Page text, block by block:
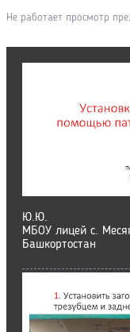
Не работает просмотр
Ю.Ю.
МБОУ лицей с.
Башкортостан